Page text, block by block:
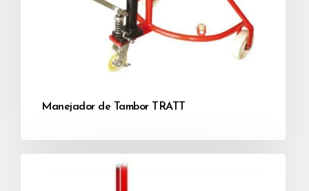
Manejador de Tambor TRATT